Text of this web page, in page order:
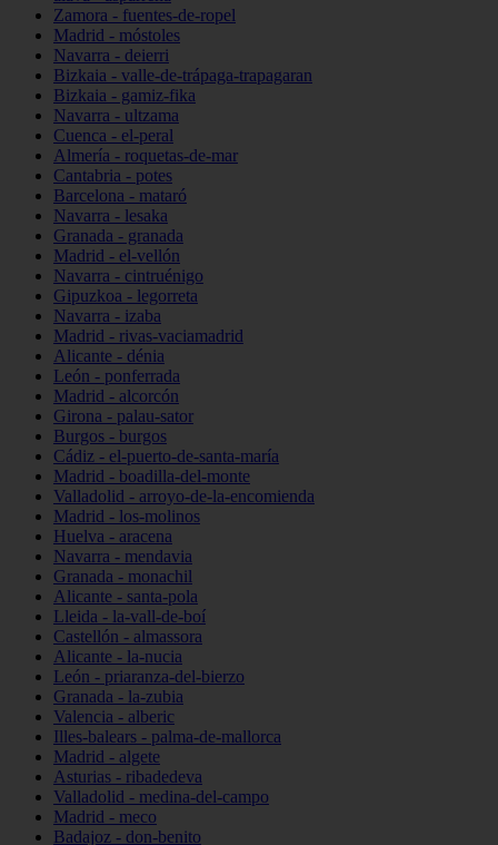
Zamora - fuentes-de-ropel
Madrid - móstoles
Navarra - deierri
Bizkaia - valle-de-trápaga-trapagaran
Bizkaia - gamiz-fika
Navarra - ultzama
Cuenca - el-peral
Almería - roquetas-de-mar
Cantabria - potes
Barcelona - mataró
Navarra - lesaka
Granada - granada
Madrid - el-vellón
Navarra - cintruénigo
Gipuzkoa - legorreta
Navarra - izaba
Madrid - rivas-vaciamadrid
Alicante - dénia
León - ponferrada
Madrid - alcorcón
Girona - palau-sator
Burgos - burgos
Cádiz - el-puerto-de-santa-maría
Madrid - boadilla-del-monte
Valladolid - arroyo-de-la-encomienda
Madrid - los-molinos
Huelva - aracena
Navarra - mendavia
Granada - monachil
Alicante - santa-pola
Lleida - la-vall-de-boí
Castellón - almassora
Alicante - la-nucia
León - priaranza-del-bierzo
Granada - la-zubia
Valencia - alberic
Illes-balears - palma-de-mallorca
Madrid - algete
Asturias - ribadedeva
Valladolid - medina-del-campo
Madrid - meco
Badajoz - don-benito